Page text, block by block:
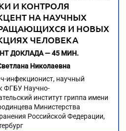
И КОНТРОЛЯ
НА НАУЧНЫХ
И НОВЫХ
ЧЕЛОВЕКА
ДОКЛАДА — 45 МИН.
Николаевна
инфекционист, научный
ФГБУ Научно-
институт гриппа имени
Министерства
Российской Федерации,